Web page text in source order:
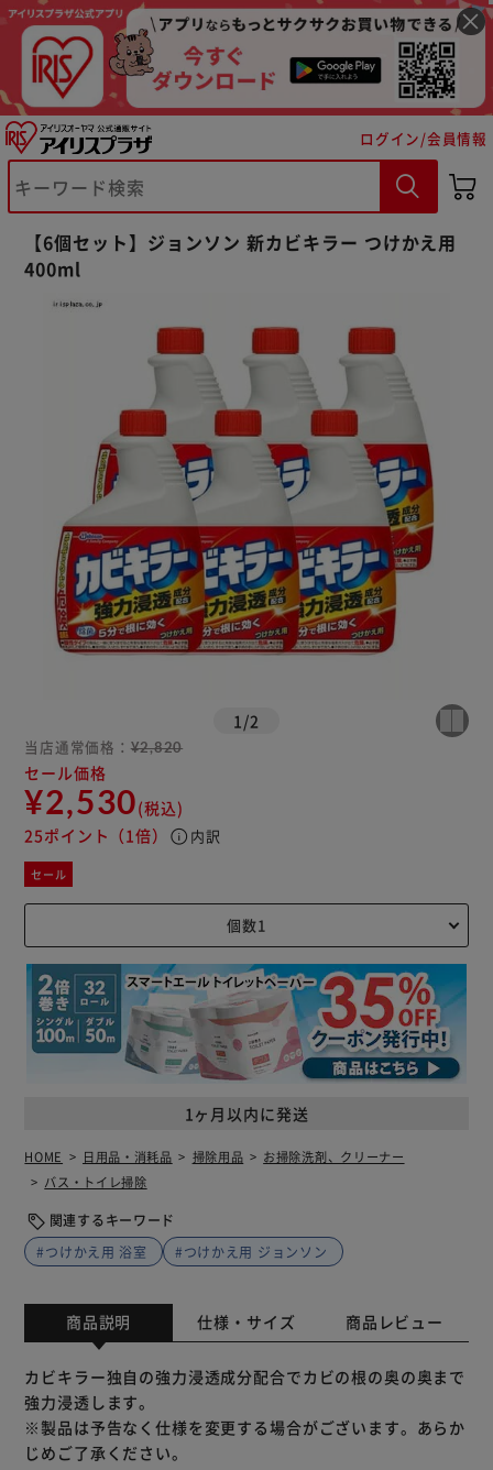
ログイン/会員情報
【6個セット】ジョンソン 新カビキラー つけかえ用
400ml
1 /2
当店通常価格： ¥2,820
セール価格
¥2,530(税込)
25ポイント （1倍） info 内訳
セール
1ヶ月以内に発送
HOME 日用品・消耗品 掃除用品
お掃除洗剤、クリーナー
バス・トイレ掃除
関連するキーワード
#つけかえ用 浴室
#つけかえ用 ジョンソン
商品説明 仕様・サイズ 商品レビュー
カビキラー独自の強力浸透成分配合でカビの根の奥の奥まで
強力浸透します。
※製品は予告なく仕様を変更する場合がございます。あらか
じめご了承ください。